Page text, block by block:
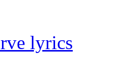
lyrics